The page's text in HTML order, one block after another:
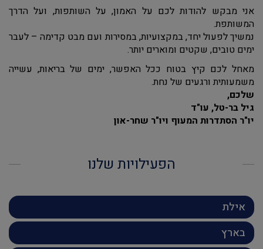
אני מבקש להודות לכם על האמון, על השותפות, ועל הדרך
המשותפת.
נמשיך לפעול יחד, במקצועיות, במסירות ועם מבט קדימה – לעבר
ימים טובים, שקטים ומוארים יותר.
מאחל לכם קיץ בטוח ככל האפשר, ימים של בריאות, עשייה
משמעותית ורגעים של נחת.
שלכם,
גיל בר-טל, עו"ד
יו"ר הסתדרות המעוף ויו"ר שחר-און
הפעילויות שלנו
אילת
בארץ